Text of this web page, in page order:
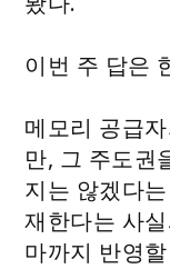
이번 주 답은
메모리 공급
만, 그 주도권
지는 않겠다
재한다는 사
마까지 반영